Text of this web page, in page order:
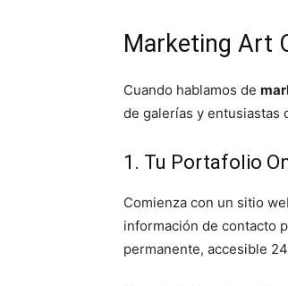
Marketing Art
Cuando hablamos de
de galerías y entusiastas
1. Tu Portafolio
Comienza con un sitio
información de contacto
permanente, accesible